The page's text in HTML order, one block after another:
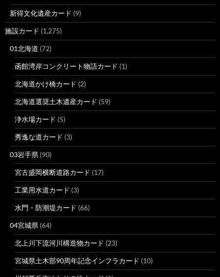
新得文化遺産カード (9)
施設カード (1,275)
01北海道 (72)
函館湾岸コンクリート物語カード (1)
北海道かけ橋カード (2)
北海道選奨土木遺産カード (59)
浄水場カード (5)
秀逸な道カード (3)
03岩手県 (90)
宮古盛岡横断道路カード (17)
工業用水道カード (3)
水門・防潮堤カード (66)
04宮城県 (64)
北上川下流河川構造物カード (23)
宮城県土木部90周年記念インフラカード (10)